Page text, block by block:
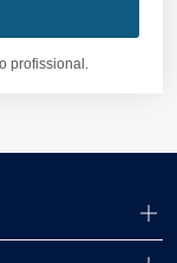
profissional.